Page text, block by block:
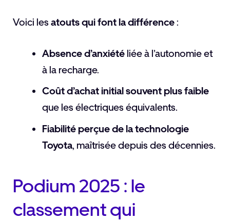
Voici les atouts qui font la différence:
Absence d’anxiété liée à l’autonomie et
à la recharge.
Coût d’achat initial souvent plus faible
que les électriques équivalents.
Fiabilité perçue de la technologie
Toyota, maîtrisée depuis des décennies.
Podium 2025 : le
classement qui